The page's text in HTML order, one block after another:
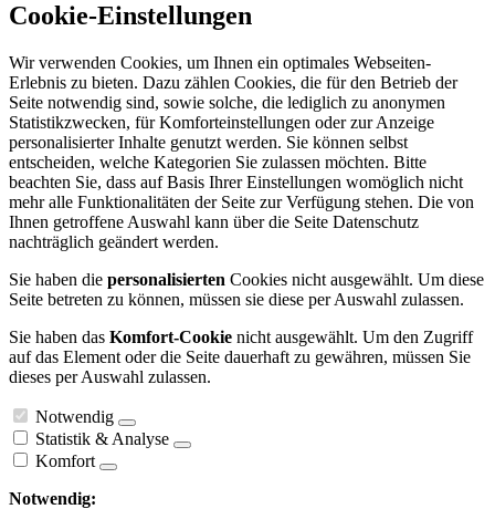
Cookie-Einstellungen
Wir verwenden Cookies, um Ihnen ein optimales Webseiten-
Erlebnis zu bieten. Dazu zählen Cookies, die für den Betrieb der
Seite notwendig sind, sowie solche, die lediglich zu anonymen
Statistikzwecken, für Komforteinstellungen oder zur Anzeige
personalisierter Inhalte genutzt werden. Sie können selbst
entscheiden, welche Kategorien Sie zulassen möchten. Bitte
beachten Sie, dass auf Basis Ihrer Einstellungen womöglich nicht
mehr alle Funktionalitäten der Seite zur Verfügung stehen. Die von
Ihnen getroffene Auswahl kann über die Seite Datenschutz
nachträglich geändert werden.
Sie haben die personalisierten Cookies nicht ausgewählt. Um diese
Seite betreten zu können, müssen sie diese per Auswahl zulassen.
Sie haben das Komfort-Cookie nicht ausgewählt. Um den Zugriff
auf das Element oder die Seite dauerhaft zu gewähren, müssen Sie
dieses per Auswahl zulassen.
Notwendig
Statistik & Analyse
Komfort
Notwendig: